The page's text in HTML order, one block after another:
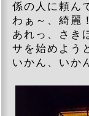
係の人に頼ん
わぁ～、綺
あれっ、さき
サを始めよう
いかん、いか